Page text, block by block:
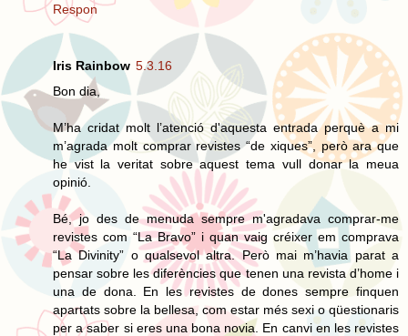
Respon
Iris Rainbow 5.3.16
Bon dia,
M’ha cridat molt l’atenció d'aquesta entrada perquè a mi
m’agrada molt comprar revistes “de xiques”, però ara que
he vist la veritat sobre aquest tema vull donar la meua
opinió.
Bé, jo des de menuda sempre m'agradava comprar-me
revistes com “La Bravo” i quan vaig créixer em comprava
“La Divinity” o qualsevol altra. Però mai m’havia parat a
pensar sobre les diferències que tenen una revista d’home i
una de dona. En les revistes de dones sempre finquen
apartats sobre la bellesa, com estar més sexi o qüestionaris
per a saber si eres una bona novia. En canvi en les revistes